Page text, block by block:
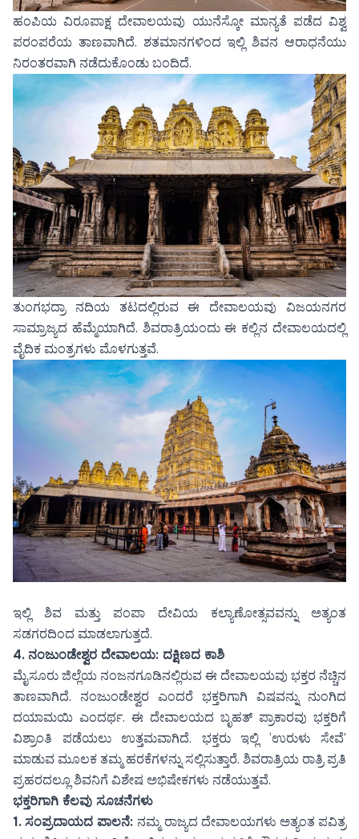
ಹಂಪಿಯ ವಿರೂಪಾಕ್ಷ ದೇವಾಲಯವು ಯುನೆಸ್ಕೋ ಮಾನ್ಯತೆ ಪಡೆದ ವಿಶ್ವ
ಪರಂಪರೆಯ ತಾಣವಾಗಿದೆ. ಶತಮಾನಗಳಿಂದ ಇಲ್ಲಿ ಶಿವನ ಆರಾಧನೆಯು
ನಿರಂತರವಾಗಿ ನಡೆದುಕೊಂಡು ಬಂದಿದೆ.
ತುಂಗಭದ್ರಾ ನದಿಯ ತಟದಲ್ಲಿರುವ ಈ ದೇವಾಲಯವು ವಿಜಯನಗರ
ಸಾಮ್ರಾಜ್ಯದ ಹೆಮ್ಮೆಯಾಗಿದೆ. ಶಿವರಾತ್ರಿಯಂದು ಈ ಕಲ್ಲಿನ ದೇವಾಲಯದಲ್ಲಿ
ವೈದಿಕ ಮಂತ್ರಗಳು ಮೊಳಗುತ್ತವೆ.
ಇಲ್ಲಿ ಶಿವ ಮತ್ತು ಪಂಪಾ ದೇವಿಯ ಕಲ್ಯಾಣೋತ್ಸವವನ್ನು ಅತ್ಯಂತ
ಸಡಗರದಿಂದ ಮಾಡಲಾಗುತ್ತದೆ.
4. ನಂಜುಂಡೇಶ್ವರ ದೇವಾಲಯ: ದಕ್ಷಿಣದ ಕಾಶಿ
ಮೈಸೂರು ಜಿಲ್ಲೆಯ ನಂಜನಗೂಡಿನಲ್ಲಿರುವ ಈ ದೇವಾಲಯವು ಭಕ್ತರ ನೆಚ್ಚಿನ
ತಾಣವಾಗಿದೆ. ನಂಜುಂಡೇಶ್ವರ ಎಂದರೆ ಭಕ್ತರಿಗಾಗಿ ವಿಷವನ್ನು ನುಂಗಿದ
ದಯಾಮಯಿ ಎಂದರ್ಥ. ಈ ದೇವಾಲಯದ ಬೃಹತ್ ಪ್ರಾಕಾರವು ಭಕ್ತರಿಗೆ
ವಿಶ್ರಾಂತಿ ಪಡೆಯಲು ಉತ್ತಮವಾಗಿದೆ. ಭಕ್ತರು ಇಲ್ಲಿ ‘ಉರುಳು ಸೇವೆ’
ಮಾಡುವ ಮೂಲಕ ತಮ್ಮ ಹರಕೆಗಳನ್ನು ಸಲ್ಲಿಸುತ್ತಾರೆ. ಶಿವರಾತ್ರಿಯ ರಾತ್ರಿ ಪ್ರತಿ
ಪ್ರಹರದಲ್ಲೂ ಶಿವನಿಗೆ ವಿಶೇಷ ಅಭಿಷೇಕಗಳು ನಡೆಯುತ್ತವೆ.
ಭಕ್ತರಿಗಾಗಿ ಕೆಲವು ಸೂಚನೆಗಳು
1.ಸಂಪ್ರದಾಯದ ಪಾಲನೆ:ನಮ್ಮ ರಾಜ್ಯದ ದೇವಾಲಯಗಳು ಅತ್ಯಂತ ಪವಿತ್ರ